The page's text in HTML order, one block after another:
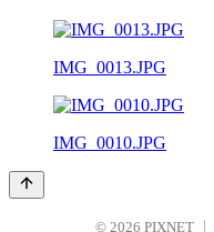
IMG_0013.JPG
IMG_0010.JPG
© 2026 PIXNET